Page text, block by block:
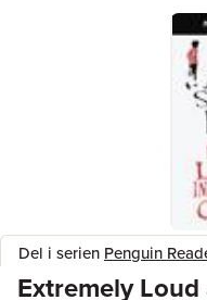
Del i serien Penguin
Extremely